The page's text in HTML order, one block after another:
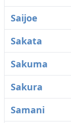
Saijoe
Sakata
Sakuma
Sakura
Samani